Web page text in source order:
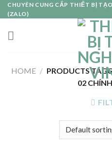
Skip
to
content
CHUYÊN CUNG CẤP THIẾT BỊ
(ZALO)
HOME / PRODUCTS
02